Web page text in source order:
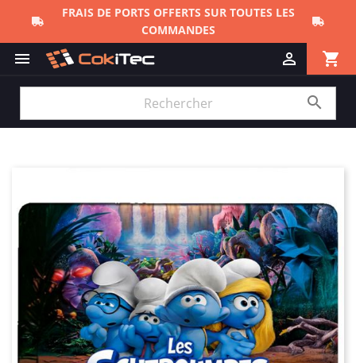
FRAIS DE PORTS OFFERTS SUR TOUTES LES
COMMANDES
 shopping_cart

